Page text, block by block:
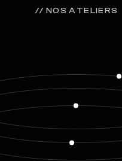
// NOS ATELIERS